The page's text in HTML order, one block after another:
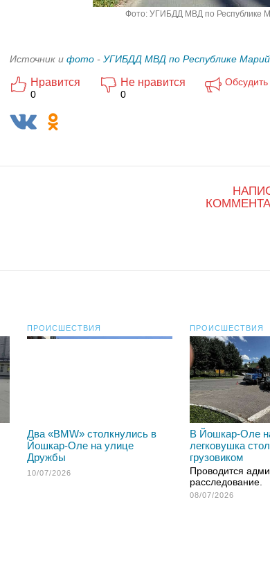
Фото: УГИБДД МВД по Республике
Источник и фото - УГИБДД МВД по Республике
Нравится
0
Не нравится
0
ПРОИСШЕСТВИЯ
Два «BMW» столкнулись в
Йошкар-Оле на улице
Дружбы
10/07/2026
ПРОИСШЕСТВИЯ
В Йошкар-Оле
легковушка
грузовиком
Проводится
расследование.
08/07/2026